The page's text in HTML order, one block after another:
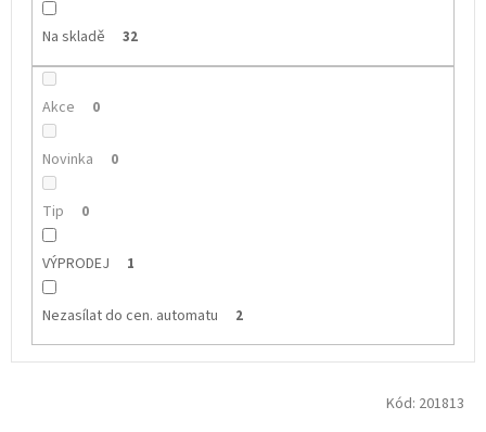
Na skladě 32
Akce 0
Novinka 0
Tip 0
VÝPRODEJ 1
Nezasílat do cen. automatu 2
Kód: 201813